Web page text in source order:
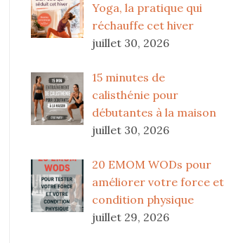
Yoga, la pratique qui
réchauffe cet hiver
juillet 30, 2026
15 minutes de
calisthénie pour
débutantes à la maison
juillet 30, 2026
20 EMOM WODs pour
améliorer votre force et
condition physique
juillet 29, 2026